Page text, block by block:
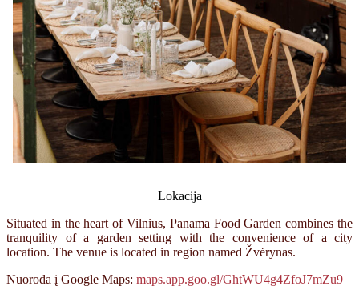
Lokacija
Situated in the heart of Vilnius, Panama Food Garden combines the
tranquility of a garden setting with the convenience of a city
location. The venue is located in region named Žvėrynas.
Nuoroda į Google Maps: maps.app.goo.gl/GhtWU4g4ZfoJ7mZu9